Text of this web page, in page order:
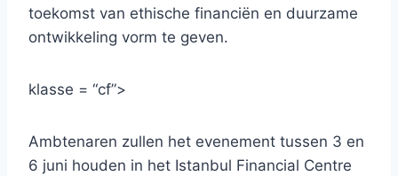
toekomst van ethische financiën en duurzame
ontwikkeling vorm te geven.
klasse = “cf”>
Ambtenaren zullen het evenement tussen 3 en
6 juni houden in het Istanbul Financial Centre